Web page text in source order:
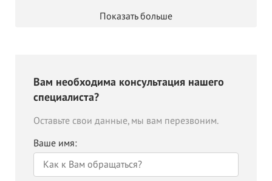
Показать больше
Вам необходима консультация нашего
специалиста?
Оставьте свои данные, мы вам перезвоним.
Ваше имя: